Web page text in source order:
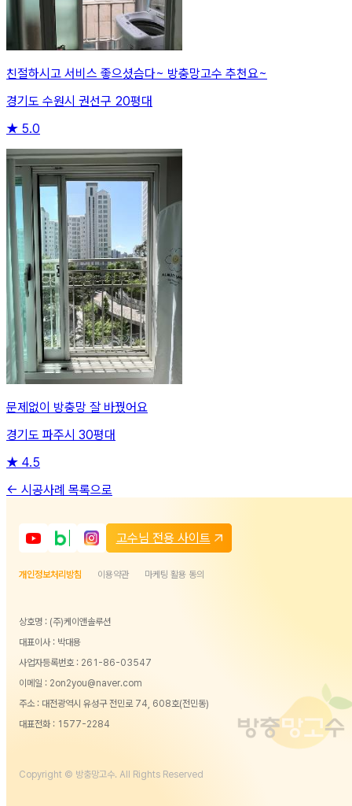
친절하시고 서비스 좋으셨슴다~ 방충망고수 추천요~
경기도 수원시 권선구 20평대
★ 5.0
문제없이 방충망 잘 바꿨어요
경기도 파주시 30평대
★ 4.5
← 시공사례 목록으로
고수님 전용 사이트
개인정보처리방침 이용약관 마케팅 활용 동의
상호명 : (주)케이앤솔루션
대표이사 : 박대용
사업자등록번호 : 261-86-03547
이메일 : 2on2you@naver.com
주소 : 대전광역시 유성구 전민로 74, 608호(전민동)
대표전화 : 1577-2284
Copyright © 방충망고수. All Rights Reserved